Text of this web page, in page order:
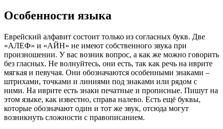
Особенности языка
Еврейский алфавит состоит только из согласных букв. Две
«АЛЕФ» и «АЙН» не имеют собственного звука при
произношении. У вас возник вопрос, а как же можно говорить
без гласных. Не волнуйтесь, они есть, так как речь на иврите
мягкая и певучая. Они обозначаются особенными знаками –
штрихами, точками и линиями под знаками или рядом с
ними. На иврите есть знаки печатные и прописные. Пишут на
этом языке, как известно, справа налево. Есть ещё буквы,
которые обозначают один и тот же звук, отсюда могут
возникнуть сложности с правописанием.